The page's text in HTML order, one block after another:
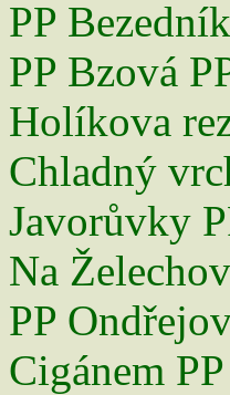
PP Bezedník
PP Bzová
Holíkova
Chladný
Javorůvky
Na
PP
Cigánem